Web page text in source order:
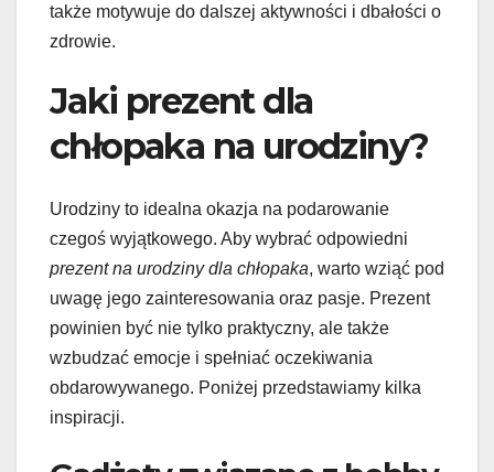
także motywuje do dalszej aktywności i dbałości o
zdrowie.
Jaki prezent dla
chłopaka na urodziny?
Urodziny to idealna okazja na podarowanie
czegoś wyjątkowego. Aby wybrać odpowiedni
prezent na urodziny dla chłopaka, warto wziąć pod
uwagę jego zainteresowania oraz pasje. Prezent
powinien być nie tylko praktyczny, ale także
wzbudzać emocje i spełniać oczekiwania
obdarowywanego. Poniżej przedstawiamy kilka
inspiracji.